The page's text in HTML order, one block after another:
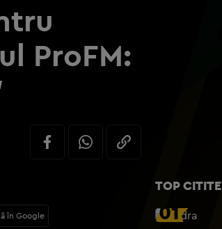
ProFM:
în Google
TOP CITITE
01